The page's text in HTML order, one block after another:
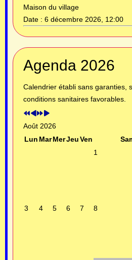
Maison du village
Date : 6 décembre 2026, 12:00
Agenda 2026
Calendrier établi sans garanties,
conditions sanitaires favorables.
Année
précédente
précédent
suivante
suivant
Août 2026
Lun MarMerJeuVen
1
3 4 5 6 7 8